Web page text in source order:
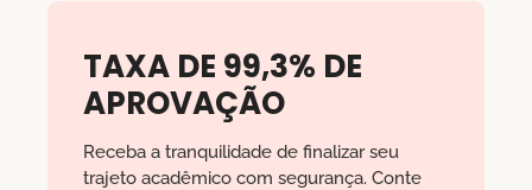
TAXA DE 99,3% DE
APROVAÇÃO
Receba a tranquilidade de finalizar seu
trajeto acadêmico com segurança. Conte